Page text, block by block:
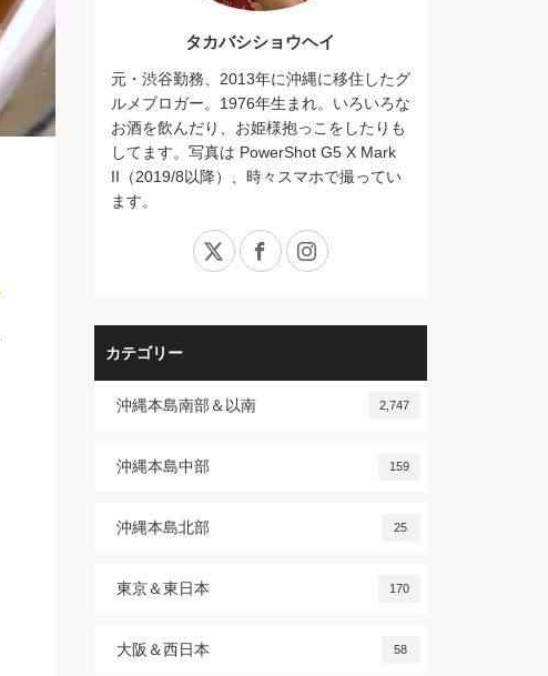
タカバシショウヘイ
元・渋谷勤務、2013年に沖縄に移住したグ
ルメブロガー。1976年生まれ。いろいろな
お酒を飲んだり、お姫様抱っこをしたりも
してます。写真は PowerShot G5 X Mark
II（2019/8以降）、時々スマホで撮ってい
ます。
X FacebookInstagram
カテゴリー
沖縄本島南部＆以南 2,747
沖縄本島中部 159
沖縄本島北部 25
東京＆東日本 170
大阪＆西日本 58